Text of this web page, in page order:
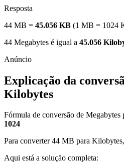
Resposta
44 MB = 45.056 KB (1 MB = 1024
44 Megabytes é igual a 45.056
Explicação da
Kilobytes
Fórmula de conversão de Megabytes
1024
Para converter 44 MB para
Aqui está a solução completa: